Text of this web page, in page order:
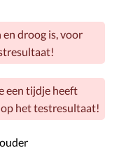
droog is, voor
een tijdje heeft
het testresultaat!